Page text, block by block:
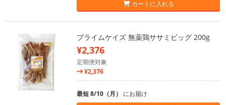
カートに入れる
プライムケイズ 無薬鶏ササミビッグ 200g
¥2,376
定期便対象
¥2,376
最短 8/10（月） にお届け